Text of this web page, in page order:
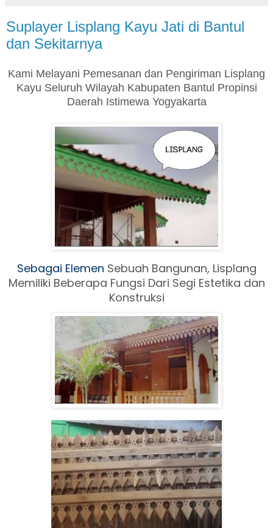
Suplayer Lisplang Kayu Jati di Bantul
dan Sekitarnya
Kami Melayani Pemesanan dan Pengiriman Lisplang
Kayu Seluruh Wilayah Kabupaten Bantul Propinsi
Daerah Istimewa Yogyakarta
Sebagai Elemen Sebuah Bangunan, Lisplang
Memiliki Beberapa Fungsi Dari Segi Estetika dan
Konstruksi